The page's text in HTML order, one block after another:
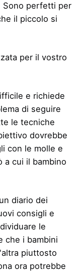
Sono perfetti per
il piccolo si
per il vostro
e richiede
di seguire
le tecniche
dovrebbe
con le molle e
a cui il bambino
diario dei
consigli e
le
che i bambini
piuttosto
ora potrebbe